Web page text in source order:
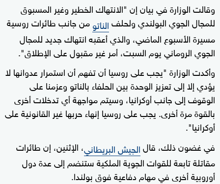
وقالت الوزارة في بيان إن "الانتهاك الخطير وغير المسبوق
للمجال الجوي البولندي ولحلفالناتومن جانب طائرات روسية
مسيرة الأسبوع الماضي، والذي أعقبه انتهاك جديد للمجال
الجوي الروماني يوم السبت، أمر غير مقبول على الإطلاق".
وأكدت الوزارة "يجب على روسيا أن تفهم أن استمرار عدوانها لا
يؤدي إلا إلى تعزيز الوحدة بين الحلفاء بالناتو وعزمنا على
الوقوف إلى جانب أوكرانيا، وسيتم مواجهة أي تدخلات أخرى
بالقوة مرة أخرى. يجب على روسيا إنهاء حربها غير القانونية على
أوكرانيا".
في غضون ذلك، قالالجيش البريطاني، الإثنين، إن طائرات
مقاتلة تابعة للقوات الجوية الملكية ستنضم إلى عدة دول
أوروبية أخرى في مهام دفاعية فوق بولندا.